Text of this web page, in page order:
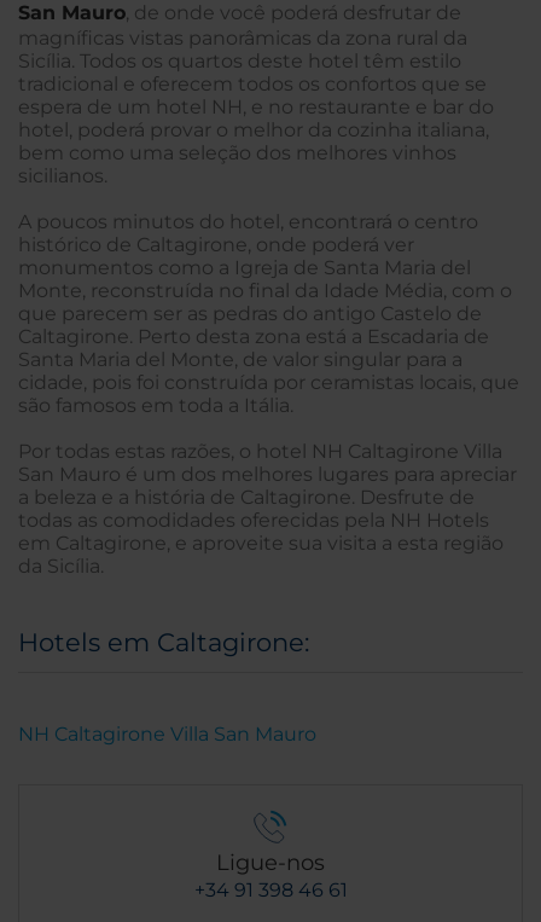
San Mauro, de onde você poderá desfrutar de
magníficas vistas panorâmicas da zona rural da
Sicília. Todos os quartos deste hotel têm estilo
tradicional e oferecem todos os confortos que se
espera de um hotel NH, e no restaurante e bar do
hotel, poderá provar o melhor da cozinha italiana,
bem como uma seleção dos melhores vinhos
sicilianos.
A poucos minutos do hotel, encontrará o centro
histórico de Caltagirone, onde poderá ver
monumentos como a Igreja de Santa Maria del
Monte, reconstruída no final da Idade Média, com o
que parecem ser as pedras do antigo Castelo de
Caltagirone. Perto desta zona está a Escadaria de
Santa Maria del Monte, de valor singular para a
cidade, pois foi construída por ceramistas locais, que
são famosos em toda a Itália.
Por todas estas razões, o hotel NH Caltagirone Villa
San Mauro é um dos melhores lugares para apreciar
a beleza e a história de Caltagirone. Desfrute de
todas as comodidades oferecidas pela NH Hotels
em Caltagirone, e aproveite sua visita a esta região
da Sicília.
Hotels em Caltagirone:
NH Caltagirone Villa San Mauro
Ligue-nos
+34 91 398 46 61